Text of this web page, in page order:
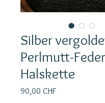
Silber
Perlmutt-
Halskette
90,00 CHFPreis